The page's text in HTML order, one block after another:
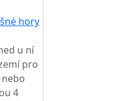
hory
u ní
pro
4